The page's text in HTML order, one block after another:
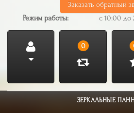
Заказать обратный
Режим работы: с 10:00 до
0
ЗЕРКАЛЬНЫЕ